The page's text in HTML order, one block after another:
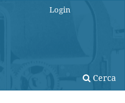
Cerca
Login